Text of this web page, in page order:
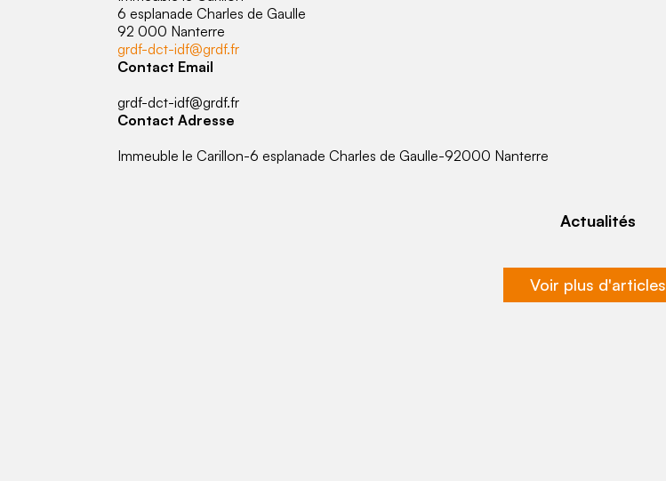
6 esplanade Charles de Gaulle
92 000 Nanterre
grdf-dct-idf@grdf.fr
Contact Email
grdf-dct-idf@grdf.fr
Contact Adresse
Immeuble le Carillon-6 esplanade Charles de Gaulle-92000 Nanterre
Actualités
Voir plus d'articles